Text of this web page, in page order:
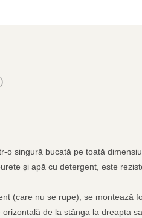
singură bucată pe toată
și apă cu detergent, este
(care nu se rupe), se montează
de la stânga la dreapta